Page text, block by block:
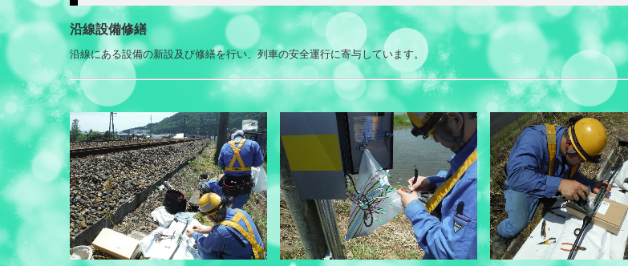
沿線設備修繕
沿線にある設備の新設及び修繕を行い、列車の安全運行に寄与しています。